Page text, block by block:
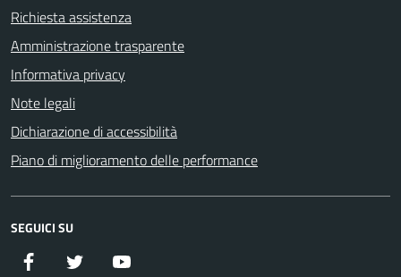
Richiesta assistenza
Amministrazione trasparente
Informativa privacy
Note legali
Dichiarazione di accessibilità
Piano di miglioramento delle performance
SEGUICI SU
Facebook Twitter